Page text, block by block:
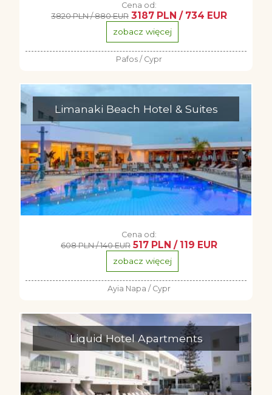
Cena od:
3820 PLN / 880 EUR 3187 PLN / 734 EUR
zobacz więcej
Pafos / Cypr
Limanaki Beach Hotel & Suites
Cena od:
608 PLN / 140 EUR 517 PLN / 119 EUR
zobacz więcej
Ayia Napa / Cypr
Liquid Hotel Apartments